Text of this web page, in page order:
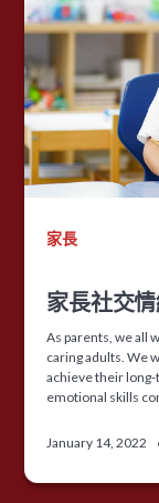
家長
家長社交
As parents, we all
caring adults. We
achieve their long-
emotional skills
January 14, 2022